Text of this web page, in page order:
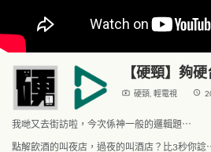
【硬頸】夠
live_tv 硬頸, 輕電視 access_time
我哋又去街訪啦，今次係神一般的邏輯題⋯
點解飲酒的叫夜店，過夜的叫酒店？比3秒你諗